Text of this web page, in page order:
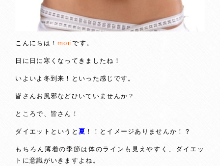
こんにちは！moriです。
日に日に寒くなってきましたね！
いよいよ冬到来！といった感じです。
皆さんお風邪などひいていませんか？
ところで、皆さん！
ダイエットというと夏 ！！とイメージありませんか！？
もちろん薄着の季節は体のラインも見えやすく、ダイエッ
トに意識がいきますよね。